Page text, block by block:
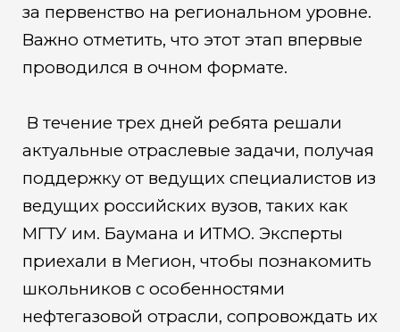
за первенство на региональном уровне.
Важно отметить, что этот этап впервые
проводился в очном формате.
В течение трех дней ребята решали
актуальные отраслевые задачи, получая
поддержку от ведущих специалистов из
ведущих российских вузов, таких как
МГТУ им. Баумана и ИТМО. Эксперты
приехали в Мегион, чтобы познакомить
школьников с особенностями
нефтегазовой отрасли, сопровождать их